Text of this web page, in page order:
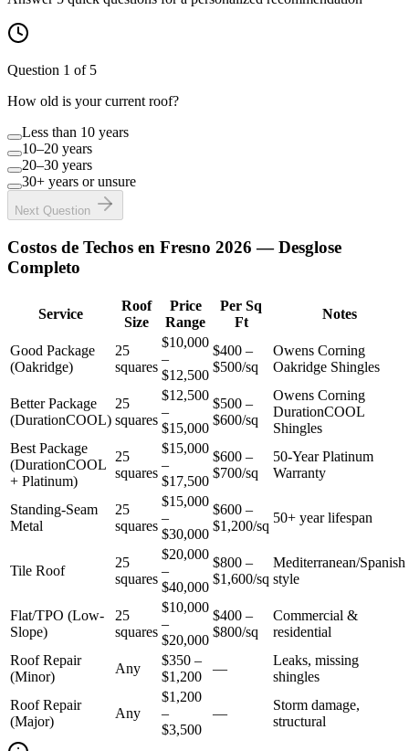
Question 1 of 5
How old is your current roof?
Less than 10 years
10–20 years
20–30 years
30+ years or unsure
Next Question
Costos de Techos en Fresno 2026 — Desglose
Completo
Service
Roof
Size
Price
Range
Per Sq
Ft
Notes
Good Package
(Oakridge)
25
squares
$10,000
–
$12,500
$400 –
$500/sq
Owens Corning
Oakridge Shingles
Better Package
(DurationCOOL)
25
squares
$12,500
–
$15,000
$500 –
$600/sq
Owens Corning
DurationCOOL
Shingles
Best Package
(DurationCOOL
+ Platinum)
25
squares
$15,000
–
$17,500
$600 –
$700/sq
50-Year Platinum
Warranty
Standing-Seam
Metal
25
squares
$15,000
–
$30,000
$600 –
$1,200/sq
50+ year lifespan
Tile Roof
25
squares
$20,000
–
$40,000
$800 –
$1,600/sq
Mediterranean/Spanish
style
Flat/TPO (Low-
Slope)
25
squares
$10,000
–
$20,000
$400 –
$800/sq
Commercial &
residential
Roof Repair
(Minor)
Any
$350 –
$1,200
—
Leaks, missing
shingles
Roof Repair
(Major)
Any
$1,200
–
$3,500
—
Storm damage,
structural